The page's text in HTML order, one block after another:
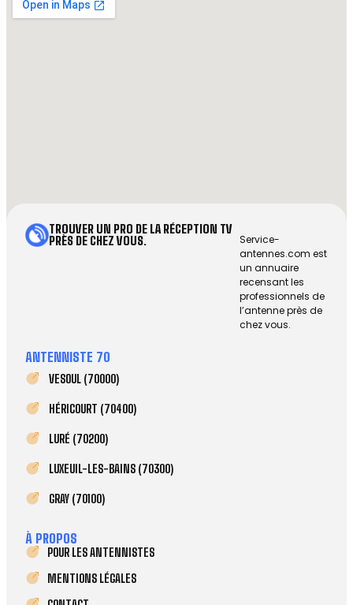
TROUVER UN PRO DE LA RÉCEPTION TV
PRÈS DE CHEZ VOUS.
Service-
antennes.com est
un annuaire
recensant les
professionnels de
l’antenne près de
chez vous.
ANTENNISTE 70
VESOUL (70000)
HÉRICOURT (70400)
LURÉ (70200)
LUXEUIL-LES-BAINS (70300)
GRAY (70100)
À PROPOS
POUR LES ANTENNISTES
MENTIONS LÉGALES